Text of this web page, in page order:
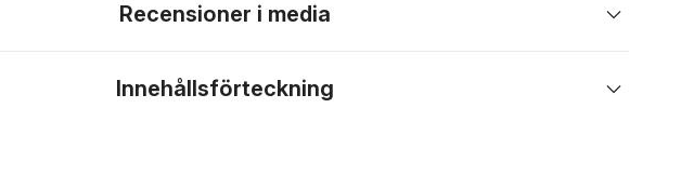
Recensioner i media
Innehållsförteckning